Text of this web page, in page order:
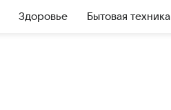
Здоровье Бытовая техника